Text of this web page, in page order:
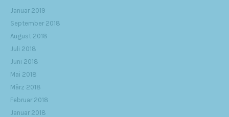
Januar 2019
September 2018
August 2018
Juli 2018
Juni 2018
Mai 2018
März 2018
Februar 2018
Januar 2018